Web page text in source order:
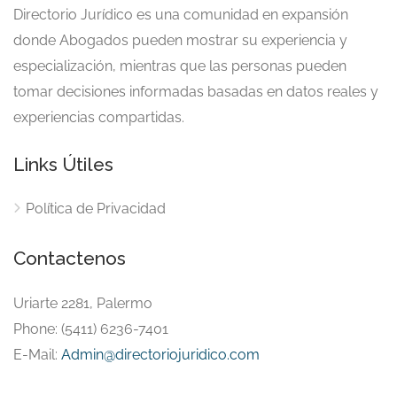
Directorio Jurídico es una comunidad en expansión
donde Abogados pueden mostrar su experiencia y
especialización, mientras que las personas pueden
tomar decisiones informadas basadas en datos reales y
experiencias compartidas.
Links Útiles
Política de Privacidad
Contactenos
Uriarte 2281, Palermo
Phone: (5411) 6236-7401
E-Mail: Admin@directoriojuridico.com